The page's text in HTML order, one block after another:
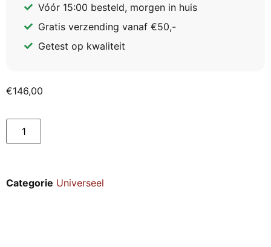
Vóór 15:00 besteld, morgen in huis
Gratis verzending vanaf €50,-
Getest op kwaliteit
€146,00
Categorie Universeel